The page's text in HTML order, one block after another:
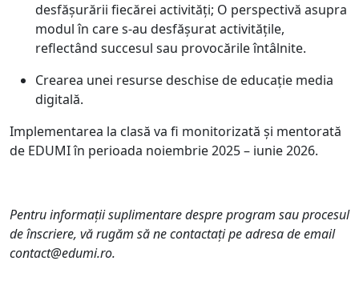
desfășurării fiecărei activități; O perspectivă asupra
modul în care s-au desfășurat activitățile,
reflectând succesul sau provocările întâlnite.
Crearea unei resurse deschise de educație media
digitală.
Implementarea la clasă va fi monitorizată și mentorată
de EDUMI în perioada noiembrie 2025 – iunie 2026.
Pentru informații suplimentare despre program sau procesul
de înscriere, vă rugăm să ne contactați pe adresa de email
contact@edumi.ro.